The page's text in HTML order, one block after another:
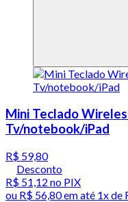
Mini Teclado
Tv/notebook/iPad
R$ 59,80
Desconto
R$ 51,12 no PIX
ou R$ 56,80em até 1x de